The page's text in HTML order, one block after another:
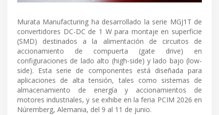
Murata Manufacturing ha desarrollado la serie MGJ1T de
convertidores DC-DC de 1 W para montaje en superficie
(SMD) destinados a la alimentación de circuitos de
accionamiento de compuerta (gate drive) en
configuraciones de lado alto (high-side) y lado bajo (low-
side). Esta serie de componentes está diseñada para
aplicaciones de alta tensión, tales como sistemas de
almacenamiento de energía y accionamientos de
motores industriales, y se exhibe en la feria PCIM 2026 en
Núremberg, Alemania, del 9 al 11 de junio.